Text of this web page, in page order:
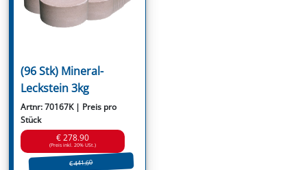
(96 Stk) Mineral-
Leckstein 3kg
Artnr: 70167K | Preis pro
Stück
€ 278.90
(Preis inkl. 20% USt.)
€ 441.60